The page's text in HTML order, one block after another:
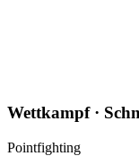
Wettkampf ·
Pointfighting